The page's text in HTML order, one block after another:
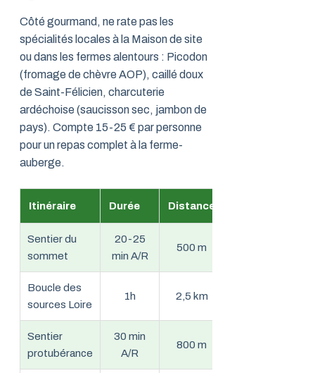
Côté gourmand, ne rate pas les
spécialités locales à la Maison de site
ou dans les fermes alentours : Picodon
(fromage de chèvre AOP), caillé doux
de Saint-Félicien, charcuterie
ardéchoise (saucisson sec, jambon de
pays). Compte 15-25 € par personne
pour un repas complet à la ferme-
auberge.
Itinéraire Durée Distance
Sentier du
sommet
20-25
min A/R
500 m
Boucle des
sources Loire
1h 2,5 km
Sentier
protubérance
30 min
A/R
800 m